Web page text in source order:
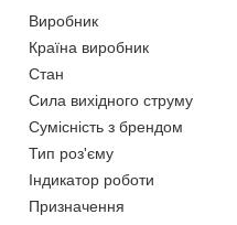
Виробник
Країна виробник
Стан
Сила вихідного струму
Сумісність з брендом
Тип роз'єму
Індикатор роботи
Призначення